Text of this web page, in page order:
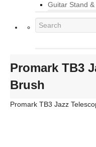
Guitar Stand
Promark TB3
Brush
Promark TB3 Jazz